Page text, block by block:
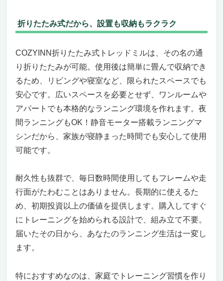
折りたたみ式だから、設置も収納もラクラク
COZYINN折りたたみ式トレッドミルは、その名の通
り折りたたみが可能。使用後は簡単に畳んで収納でき
るため、リビングや寝室など、限られたスペースでも
安心です。広いスペースを必要とせず、ワンルームや
アパートでも本格的なランニング環境を作れます。夜
間ランニングもOK！静音モーター搭載ランニングマ
シンだから、家族が寝静まった時間でも安心して使用
可能です。
耐久性も抜群で、毎日数時間使用してもフレームや走
行面がたわむことはありません。長期的に使えるた
め、初期投資以上の価値を提供します。購入してすぐ
にトレーニングを始められる設計で、組み立て不要。
届いたその日から、あなたのランニング生活は一変し
ます。
特におすすめなのは、家庭でトレーニング習慣を作り